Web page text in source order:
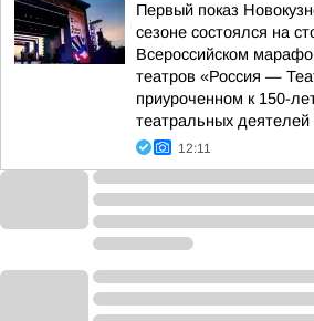
Первый показ
сезоне состоялся на
Всероссийском
театров «Россия —
приуроченном к 150-
театральных
12:11